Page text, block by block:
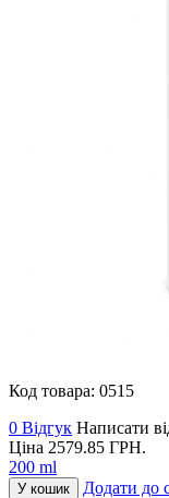
Код товара: 0515
0 Відгук Написати
Ціна 2579.85 ГРН.
200 ml
У кошик Додати до